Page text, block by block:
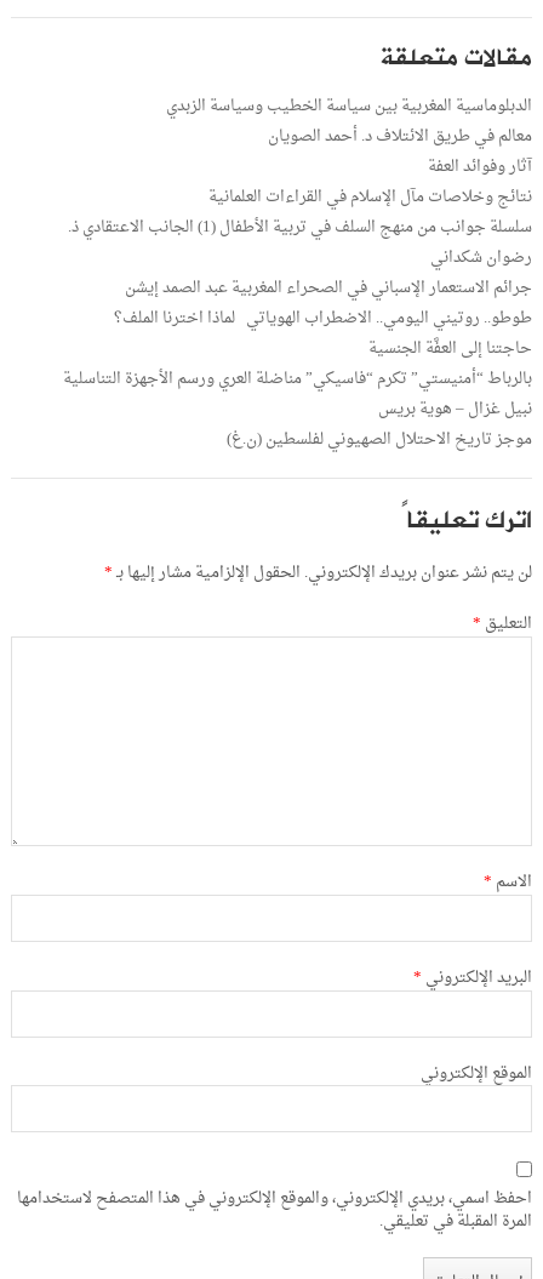
مقالات متعلقة
الدبلوماسية المغربية بين سياسة الخطيب وسياسة الزبدي
معالم في طريق الائتلاف د. أحمد الصويان
آثار وفوائد العفة
نتائج وخلاصات مآل الإسلام في القراءات العلمانية
سلسلة جوانب من منهج السلف في تربية الأطفال (1) الجانب الاعتقادي ذ.
رضوان شكداني
جرائم الاستعمار الإسباني في الصحراء المغربية عبد الصمد إيشن
طوطو.. روتيني اليومي.. الاضطراب الهوياتي لماذا اخترنا الملف؟
حاجتنا إلى العفَّة الجنسية
بالرباط “أمنيستي” تكرم “فاسيكي” مناضلة العري ورسم الأجهزة التناسلية
نبيل غزال – هوية بريس
موجز تاريخ الاحتلال الصهيوني لفلسطين (ن.غ)
اترك تعليقاً
لن يتم نشر عنوان بريدك الإلكتروني. الحقول الإلزامية مشار إليها بـ*
التعليق *
الاسم *
البريد الإلكتروني *
الموقع الإلكتروني
احفظ اسمي، بريدي الإلكتروني، والموقع الإلكتروني في هذا المتصفح لاستخدامها
المرة المقبلة في تعليقي.